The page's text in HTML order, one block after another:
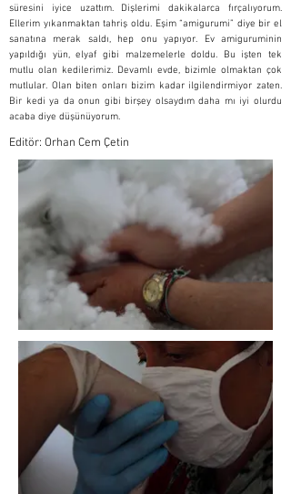
süresini iyice uzattım. Dişlerimi dakikalarca fırçalıyorum.
Ellerim yıkanmaktan tahriş oldu. Eşim “amigurumi” diye bir el
sanatına merak saldı, hep onu yapıyor. Ev amiguruminin
yapıldığı yün, elyaf gibi malzemelerle doldu. Bu işten tek
mutlu olan kedilerimiz. Devamlı evde, bizimle olmaktan çok
mutlular. Olan biten onları bizim kadar ilgilendirmiyor zaten.
Bir kedi ya da onun gibi birşey olsaydım daha mı iyi olurdu
acaba diye düşünüyorum.
Editör: Orhan Cem Çetin